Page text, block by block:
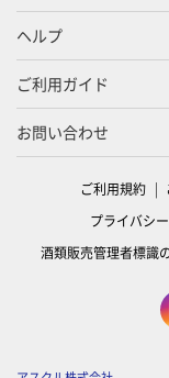
ヘルプ
ご利用ガイド
お問い合わせ
ご利用規約
プライバシ
酒類販売管理者標識